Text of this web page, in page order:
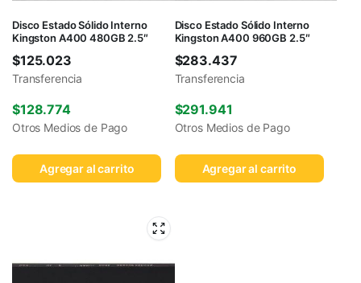
Disco Estado Sólido Interno
Kingston A400 480GB 2.5″
$125.023
Transferencia
$128.774
Otros Medios de Pago
Agregar al carrito
Disco Estado Sólido Interno
Kingston A400 960GB 2.5″
$283.437
Transferencia
$291.941
Otros Medios de Pago
Agregar al carrito